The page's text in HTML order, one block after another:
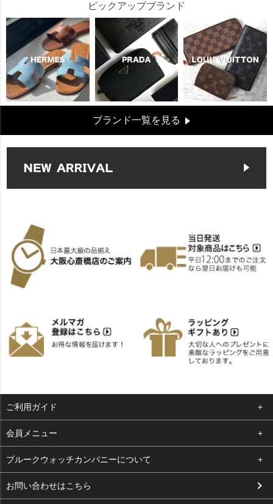
ピックアップブランド
ブランド一覧を見る
ご利用ガイド
よくある質問
支払い・送料
お客様の声
会員メニュー
ログイン
お気に入り
ブルークウォッチカンパニーについて
会社概要
お問い合わせはこちら